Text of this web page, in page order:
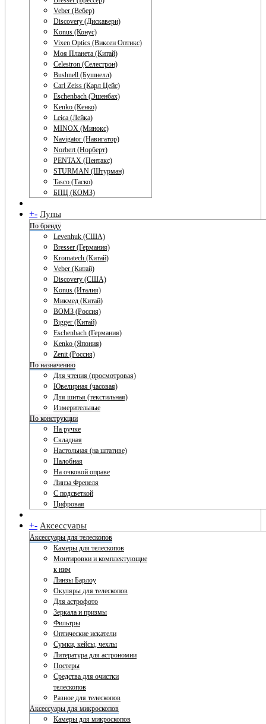
Veber (Вебер)
Discovery (Дискавери)
Konus (Конус)
Vixen Optics (Виксен Оптикс)
Моя Планета (Китай)
Celestron (Селестрон)
Bushnell (Бушнелл)
Carl Zeiss (Карл Цейс)
Eschenbach (Эшенбах)
Kenko (Кенко)
Leica (Лейка)
MINOX (Минокс)
Navigator (Навигатор)
Norbert (Норберт)
PENTAX (Пентакс)
STURMAN (Штурман)
Tasco (Таско)
БПЦ (КОМЗ)
+- Лупы
По бренду
Levenhuk (США)
Bresser (Германия)
Kromatech (Китай)
Veber (Китай)
Discovery (США)
Konus (Италия)
Микмед (Китай)
ВОМЗ (Россия)
Bigger (Китай)
Eschenbach (Германия)
Kenko (Япония)
Zenit (Россия)
По назначению
Для чтения (просмотровая)
Ювелирная (часовая)
Для шитья (текстильная)
Измерительные
По конструкции
На ручке
Складная
Настольная (на штативе)
Налобная
На очковой оправе
Линза Френеля
С подсветкой
Цифровая
+- Аксессуары
Аксессуары для телескопов
Камеры для телескопов
Монтировки и комплектующие
к ним
Линзы Барлоу
Окуляры для телескопов
Для астрофото
Зеркала и призмы
Фильтры
Оптические искатели
Сумки, кейсы, чехлы
Литература для астрономии
Постеры
Средства для очистки
телескопов
Разное для телескопов
Аксессуары для микроскопов
Камеры для микроскопов